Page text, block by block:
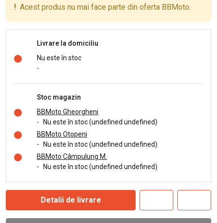
! Acest produs nu mai face parte din oferta BBMoto.
Livrare la domiciliu
Nu este în stoc
-
Stoc magazin
BBMoto Gheorgheni
-
Nu este în stoc (undefined undefined)
BBMoto Otopeni
-
Nu este în stoc (undefined undefined)
BBMoto Câmpulung M.
-
Nu este în stoc (undefined undefined)
Detalii de livrare